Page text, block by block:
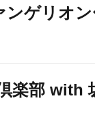
ンゲリオ
楽部 with